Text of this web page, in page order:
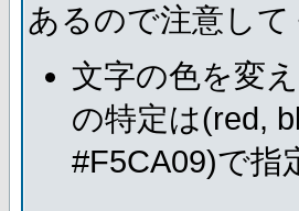
あるので注意して
文字の色を変
の特定は(red,
#F5CA09)で指